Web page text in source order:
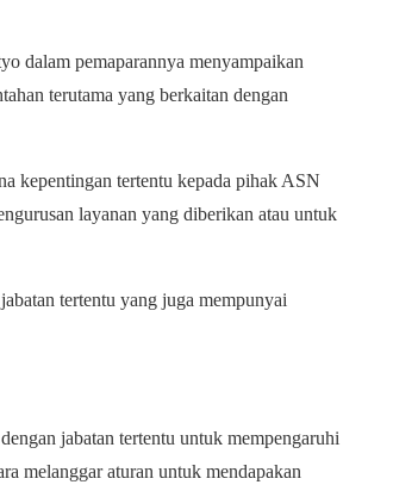
dalam pemaparannya menyampaikan
terutama yang berkaitan dengan
kepentingan tertentu kepada pihak ASN
layanan yang diberikan atau untuk
tertentu yang juga mempunyai
jabatan tertentu untuk mempengaruhi
melanggar aturan untuk mendapakan